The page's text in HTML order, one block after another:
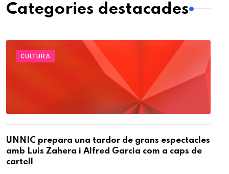
Categories destacades
CULTURA
UNNIC prepara una tardor de grans espectacles
amb Luis Zahera i Alfred Garcia com a caps de
cartell